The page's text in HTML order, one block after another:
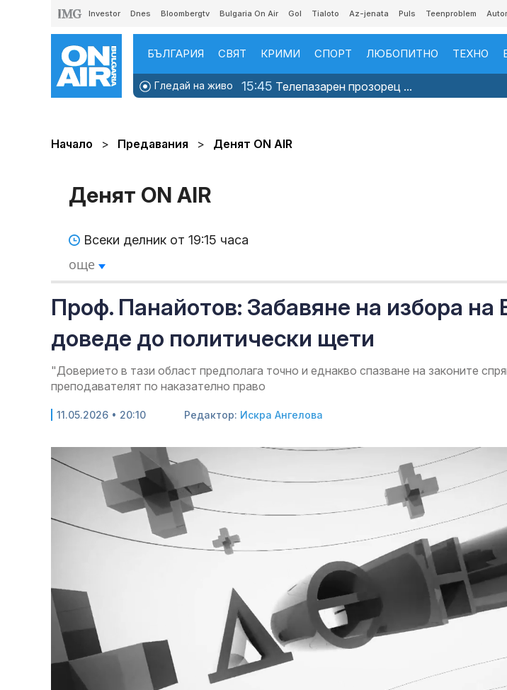
Investor Dnes Bloombergtv Bulgaria On Air Gol Tialoto Az-jenata Puls Teenproblem
БЪЛГАРИЯ СВЯТ КРИМИ СПОРТ ЛЮБОПИТНО ТЕХНО
Гледай на живо 15:45 Телепазарен прозорец ...
Начало Предавания Денят ON AIR
Денят ON AIR
Всеки делник от 19:15 часа
още
Проф. Панайотов: Забавяне на избора
доведе до политически щети
"Доверието в тази област предполага точно и еднакво спазване на законите
преподавателят по наказателно право
11.05.2026 • 20:10 Редактор: Искра Ангелова